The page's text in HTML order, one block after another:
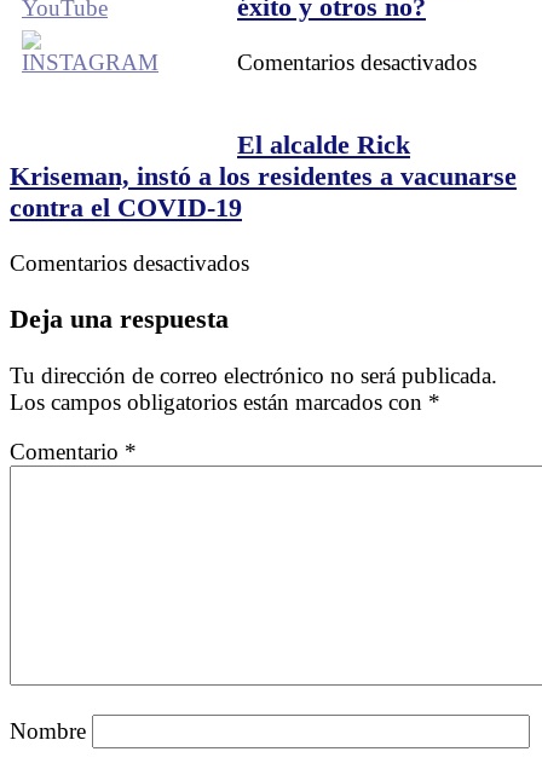
éxito y otros no?
Comentarios desactivadosen
tienen
éxito
El alcalde Rick
Kriseman, instó a los residentes a vacunarse
contra el COVID-19
Comentarios desactivadosen
Kriseman,
instó
residentes
Deja una respuesta
Tu dirección de correo electrónico no será publicada.
Los campos obligatorios están marcados con *
Comentario *
Nombre